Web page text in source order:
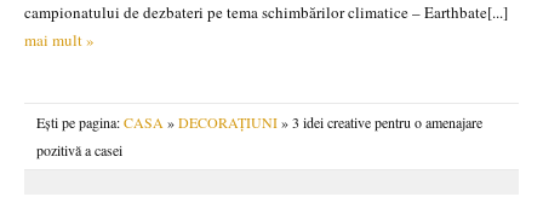
campionatului de dezbateri pe tema schimbărilor climatice – Earthbate[...]
mai mult »
Ești pe pagina:CASA »DECORAȚIUNI» 3 idei creative pentru o amenajare
pozitivă a casei